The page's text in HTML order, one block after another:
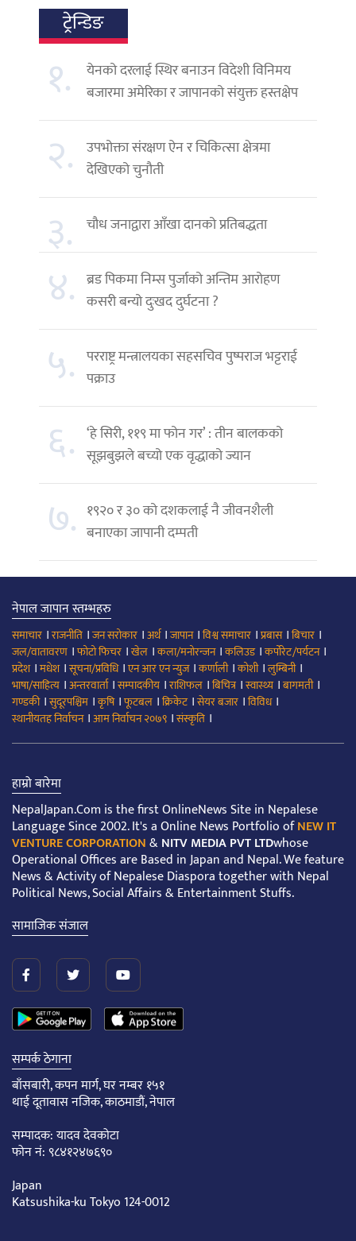
ट्रेन्डिङ
१.
येनको दरलाई स्थिर बनाउन विदेशी विनिमय
बजारमा अमेरिका र जापानको संयुक्त हस्तक्षेप
२. उपभोक्ता संरक्षण ऐन र चिकित्सा क्षेत्रमा
देखिएको चुनौती
३. चौध जनाद्वारा आँखा दानको प्रतिबद्धता
४. ब्रड पिकमा निम्स पुर्जाको अन्तिम आरोहण
कसरी बन्यो दुःखद दुर्घटना ?
५. परराष्ट्र मन्त्रालयका सहसचिव पुष्पराज भट्टराई
पक्राउ
६. ‘हे सिरी, ११९ मा फोन गर’ : तीन बालकको
सूझबुझले बच्यो एक वृद्धाको ज्यान
७. १९२० र ३० को दशकलाई नै जीवनशैली
बनाएका जापानी दम्पती
नेपाल जापान स्तम्भहरु
समाचार ।राजनीति ।जन सरोकार ।अर्थ।जापान।विश्व समाचार ।प्रबास।बिचार ।
जल/वातावरण ।फोटो फिचर ।खेल ।कला/मनोरन्जन।कलिउड।कर्पोरेट/पर्यटन।
प्रदेश।मधेश।सूचना/प्रविधि।एन आर एन न्युज।कर्णाली।कोशी।लुम्बिनी।
भाषा/साहित्य ।अन्तरवार्ता।सम्पादकीय ।राशिफल ।बिचित्र।स्वास्थ्य ।बागमती।
गण्डकी।सुदूरपश्चिम ।कृषि।फूटबल ।क्रिकेट।सेयर बजार ।विविध।
स्थानीयतह निर्वाचन।आम निर्वाचन २०७९ ।संस्कृति ।
हाम्रो बारेमा
NepalJapan.Com is the first OnlineNews Site in Nepalese
Language Since 2002. It's a Online News Portfolio ofNEW IT
VENTURE CORPORATION&NITV MEDIA PVT LTDwhose
Operational Offices are Based in Japan and Nepal. We feature
News & Activity of Nepalese Diaspora together with Nepal
Political News, Social Affairs & Entertainment Stuffs.
सामाजिक संजाल
सम्पर्क ठेगाना
बाँसबारी, कपन मार्ग, घर नम्बर १५१
थाई दूतावास नजिक, काठमाडौं, नेपाल
सम्पादक: यादव देवकोटा
फोन नं: ९८४१२४७६९०
Japan
Katsushika-ku Tokyo 124-0012